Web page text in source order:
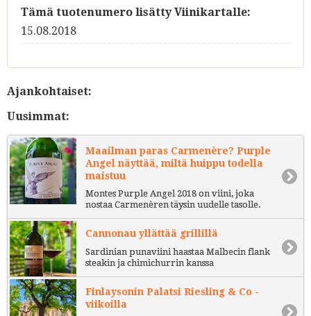
Tämä tuotenumero lisätty Viinikartalle:
15.08.2018
Ajankohtaiset:
Uusimmat:
Maailman paras Carmenère? Purple
Angel näyttää, miltä huippu todella
maistuu
Montes Purple Angel 2018 on viini, joka
nostaa Carmenèren täysin uudelle tasolle.
Cannonau yllättää grillillä
Sardinian punaviini haastaa Malbecin flank
steakin ja chimichurrin kanssa
Finlaysonin Palatsi Riesling & Co -
viikoilla